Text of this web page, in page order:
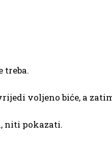
treba.
voljeno biće, a
niti pokazati.